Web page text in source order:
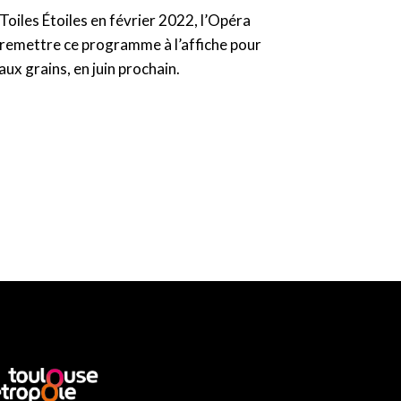
Étoiles en février 2022, l’Opéra
ce programme à l’affiche pour
grains, en juin prochain.